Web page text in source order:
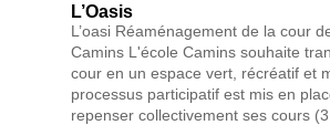
L’Oasis
L’oasi Réaménagement de la cour
Camins L'école Camins souhaite
cour en un espace vert, récréatif et
processus participatif est mis en
repenser collectivement ses cours (3